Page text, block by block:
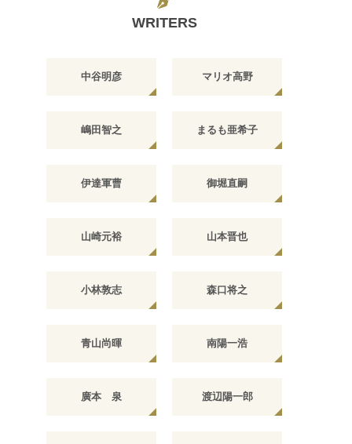
WRITERS
中谷明彦 マリオ高野
嶋田智之 まるも亜希子
伊達軍曹 御堀直嗣
山崎元裕 山本晋也
小林敦志 森口将之
青山尚暉 南陽一浩
廣本 泉 渡辺陽一郎